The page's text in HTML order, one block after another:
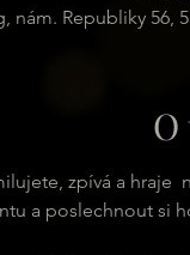
nám. Republiky 56,
zpívá a hraje
a poslechnout si